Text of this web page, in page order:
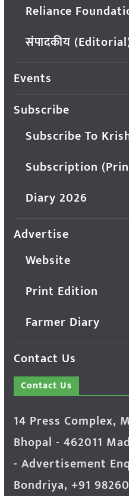
Reliance
संपादकीय
Events
Subscribe
Subscribe To
Subscription
Diary 2026
Advertise
Website
Print Edition
Farmer Diary
Contact Us
Contact Us
14 Press Complex,
Bhopal - 462011
- Advertisement
Bondriya, +91